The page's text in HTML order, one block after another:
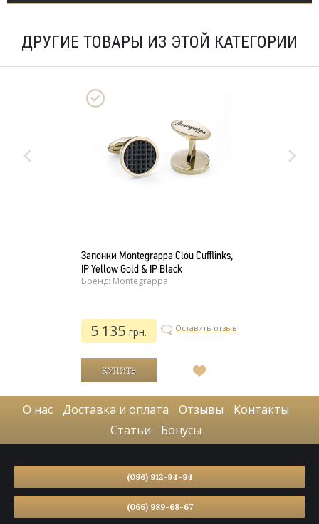
ДРУГИЕ ТОВАРЫ ИЗ ЭТОЙ КАТЕГОРИИ
Запонки Montegrappa Clou Cufflinks,
IP Yellow Gold & IP Black
Бренд: Montegrappa
5 135грн. Оставить отзыв
О нас Доставка и оплата Отзывы
Контакты
Статьи
Бонусы
(096) 912-94-94
(066) 989-68-67